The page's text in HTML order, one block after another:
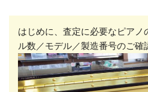
はじめに、査定に必要なピア
ル数／モデル／製造番号のご確